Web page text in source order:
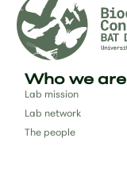
Who we are
Lab mission
Lab network
The people